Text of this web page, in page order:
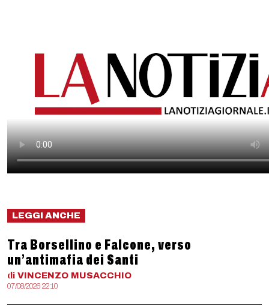
LEGGI ANCHE
Tra Borsellino e Falcone, verso
un’antimafia dei Santi
di VINCENZO MUSACCHIO
07/08/2026 22:10